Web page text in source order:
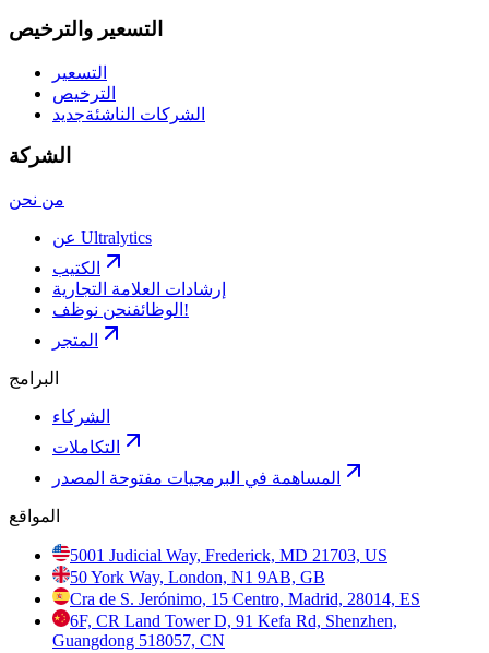
التسعير والترخيص
التسعير
الترخيص
الشركات الناشئةجديد
الشركة
من نحن
عن Ultralytics
الكتيب
إرشادات العلامة التجارية
الوظائف نحن نوظف!
المتجر
البرامج
الشركاء
التكاملات
المساهمة في البرمجيات مفتوحة المصدر
المواقع
5001 Judicial Way, Frederick, MD 21703, US
50 York Way, London, N1 9AB, GB
Cra de S. Jerónimo, 15 Centro, Madrid, 28014, ES
6F, CR Land Tower D, 91 Kefa Rd, Shenzhen,
Guangdong 518057, CN